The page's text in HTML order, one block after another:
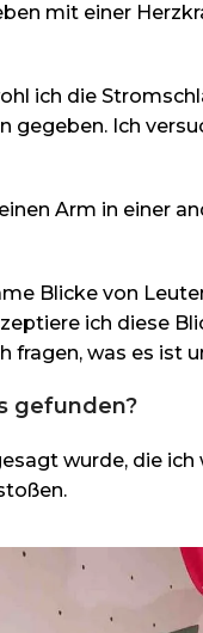
mit einer
ich die
Ich
Arm in einer
Blicke von
ich diese
fragen, was es ist
gefunden?
wurde, die